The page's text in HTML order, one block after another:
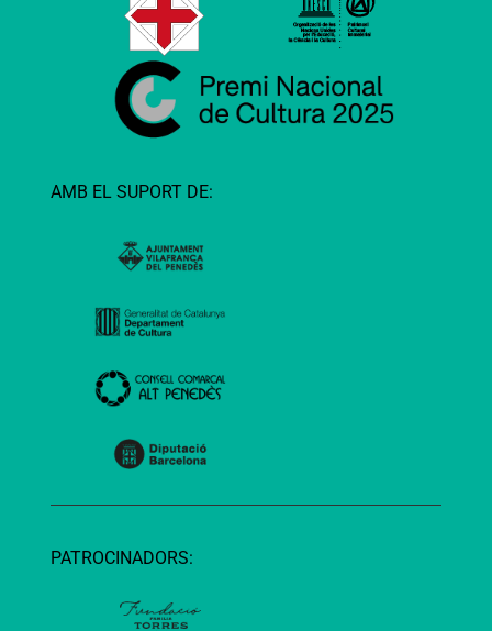
AMB EL SUPORT DE:
PATROCINADORS: